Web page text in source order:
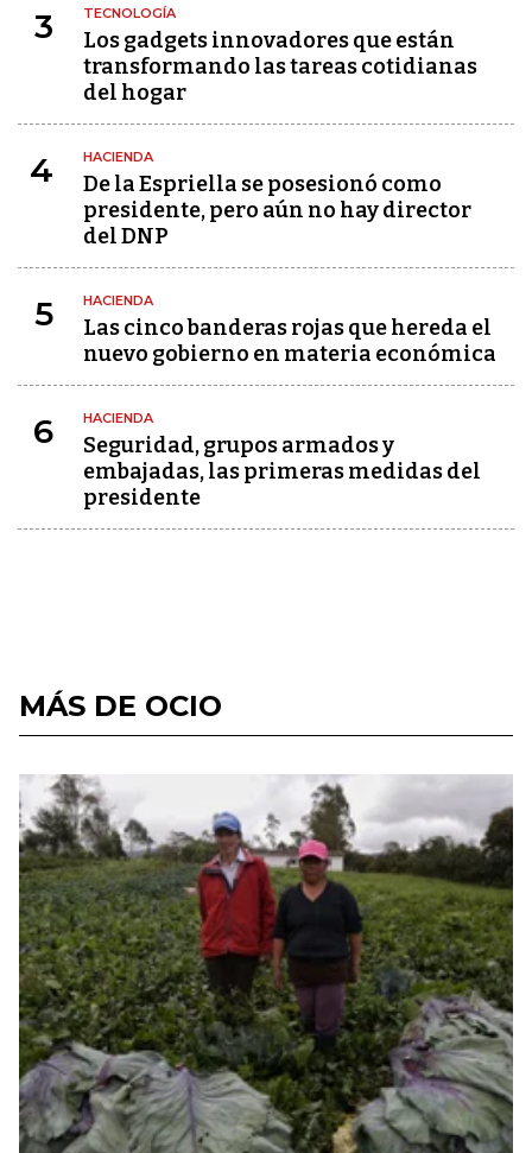
3 TECNOLOGÍA
Los gadgets innovadores que están
transformando las tareas cotidianas
del hogar
4 HACIENDA
De la Espriella se posesionó como
presidente, pero aún no hay director
del DNP
5 HACIENDA
Las cinco banderas rojas que hereda el
nuevo gobierno en materia económica
6 HACIENDA
Seguridad, grupos armados y
embajadas, las primeras medidas del
presidente
MÁS DE OCIO